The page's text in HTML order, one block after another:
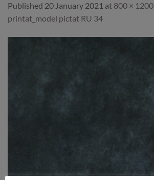
Published 20 January 2021 at 800 × 1200
printat_model pictat RU 34